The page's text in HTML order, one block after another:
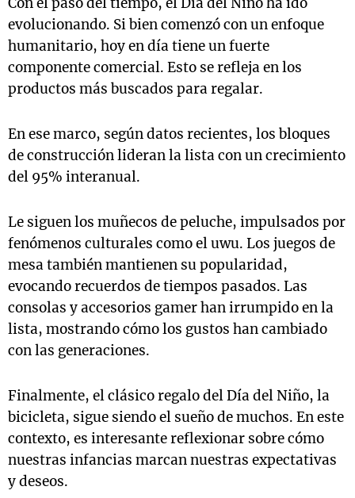
evolucionando. Si bien comenzó con un enfoque
humanitario, hoy en día tiene un fuerte
componente comercial. Esto se refleja en los
productos más buscados para regalar.
En ese marco, según datos recientes, los bloques
de construcción lideran la lista con un crecimiento
del 95% interanual.
Le siguen los muñecos de peluche, impulsados por
fenómenos culturales como el uwu. Los juegos de
mesa también mantienen su popularidad,
evocando recuerdos de tiempos pasados. Las
consolas y accesorios gamer han irrumpido en la
lista, mostrando cómo los gustos han cambiado
con las generaciones.
Finalmente, el clásico regalo del Día del Niño, la
bicicleta, sigue siendo el sueño de muchos. En este
contexto, es interesante reflexionar sobre cómo
nuestras infancias marcan nuestras expectativas
y deseos.